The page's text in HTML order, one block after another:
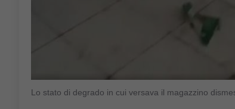
Lo stato di degrado in cui versava il magazzino